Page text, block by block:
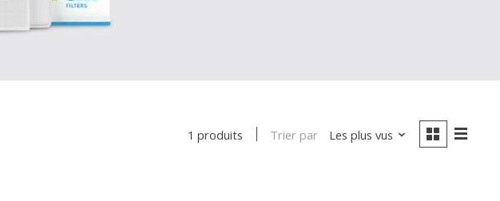
1 produits Trier par Les plus vus